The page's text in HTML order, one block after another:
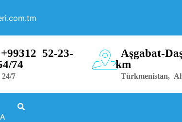
+99312 52-23-
74
24/7
Aşgabat-
km
Türkmenistan,